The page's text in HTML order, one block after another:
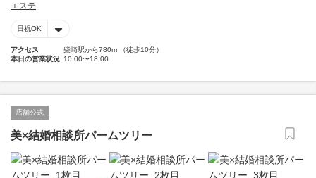
エステ
日祝OK
アクセス
柴崎駅から780m （徒歩10分）
本日の営業状況 10:00〜18:00
店舗公式
美×結婚相談所パームツリー